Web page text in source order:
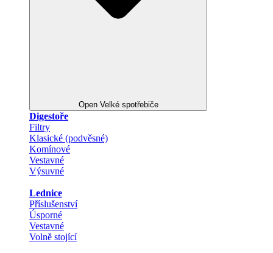
Open Velké spotřebiče
Digestoře
Filtry
Klasické (podvěsné)
Komínové
Vestavné
Výsuvné
Lednice
Příslušenství
Úsporné
Vestavné
Volně stojící